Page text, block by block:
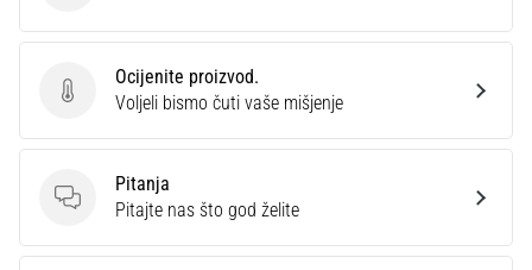
Ocijenite proizvod.
Ocijenite proizvod.
Voljeli bismo čuti vaše mišjenje
Pitanja
Pitanja
Pitajte nas što god želite